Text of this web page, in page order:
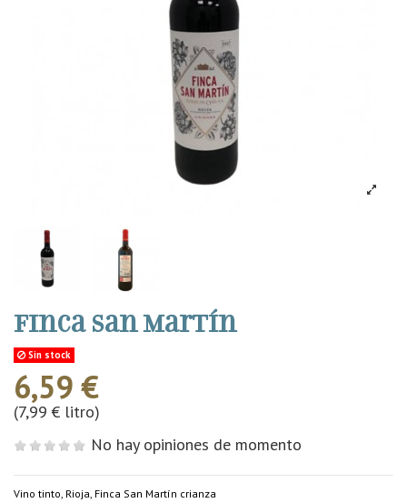
Finca San Martín
Sin stock
6,59 €
(7,99 € litro)
No hay opiniones de momento
Vino tinto, Rioja, Finca San Martín crianza